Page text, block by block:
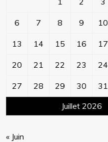
Juillet 2026
6 7 8 9 10
13 14 15 16 17
20 21 22 23 24
27 28 29 30 31
« Juin